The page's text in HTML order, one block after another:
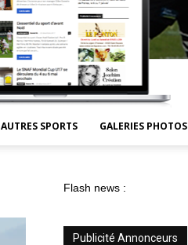
AUTRES SPORTS GALERIES PHOTOS
Flash news :
Publicité Annonceurs